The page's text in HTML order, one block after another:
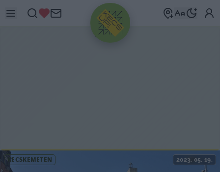
HIRDETÉS
KECSKEMÉTEN 2023. 05. 19.